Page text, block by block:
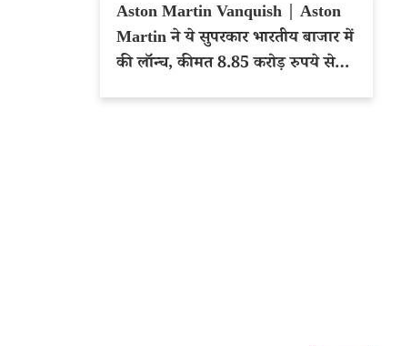
Aston Martin Vanquish | Aston
Martin ने ये सुपरकार भारतीय बाजार में
की लॉन्च, कीमत 8.85 करोड़ रुपये से